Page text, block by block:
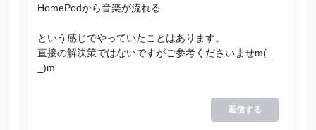
HomePodから音楽が流れる
という感じでやっていたことはあります。
直接の解決策ではないですがご参考くださいませm(_
_)m
返信する